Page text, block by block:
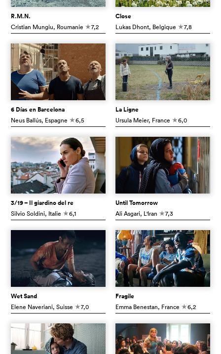
R.M.N.
Cristian Mungiu, Roumanie c7,2
Close
Lukas Dhont, Belgique c7,8
6 Días en Barcelona
Neus Ballús, Espagne c6,5
La Ligne
Ursula Meier, France c6,0
3/19 – Il giardino del re
Silvio Soldini, Italie c6,1
Until Tomorrow
Ali Asgari, L'Iran c7,3
Wet Sand
Elene Naveriani, Suisse c7,0
Fragile
Emma Benestan, France c6,2